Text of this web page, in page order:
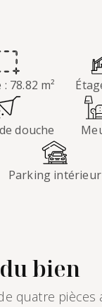
bien
quatre pièces
78.82 m²
douche
Parking intérieur